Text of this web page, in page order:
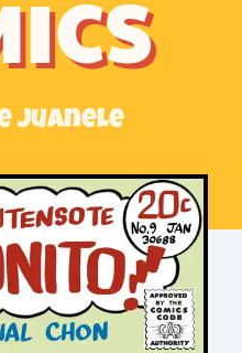
Juanele